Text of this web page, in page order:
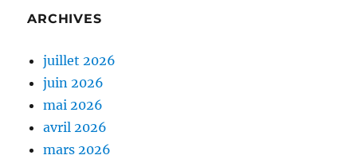
ARCHIVES
juillet 2026
juin 2026
mai 2026
avril 2026
mars 2026